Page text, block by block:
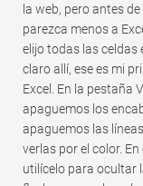
la web, pero antes
parezca menos a
elijo todas las celdas
claro allí, ese es mi
Excel. En la pestaña
apaguemos los
apaguemos las
verlas por el color.
utilícelo para ocultar